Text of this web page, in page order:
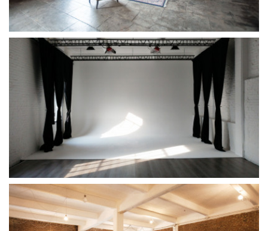
NEWS
economia
Amministrazione trasparente
Bandi e gare
Cookie policy
Whistleblowing
Credits